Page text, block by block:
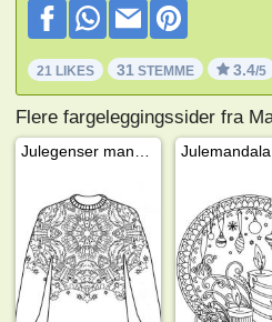
21 LIKES 31 STEMME 3.4/5
Flere fargeleggingssider fra
Julemandala